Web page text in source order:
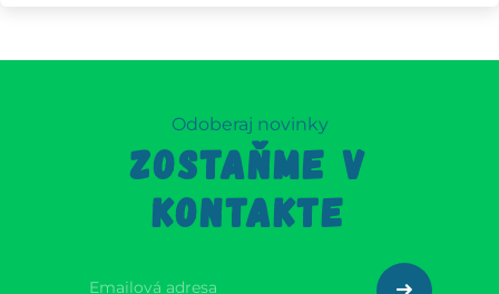
Odoberaj novinky
ZOSTAŇME V
KONTAKTE